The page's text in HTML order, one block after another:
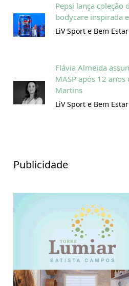
Pepsi lança coleção
bodycare inspirada
LiV Sport e Bem Estar
Flávia Almeida
MASP após 12
Martins
LiV Sport e Bem Estar
Publicidade